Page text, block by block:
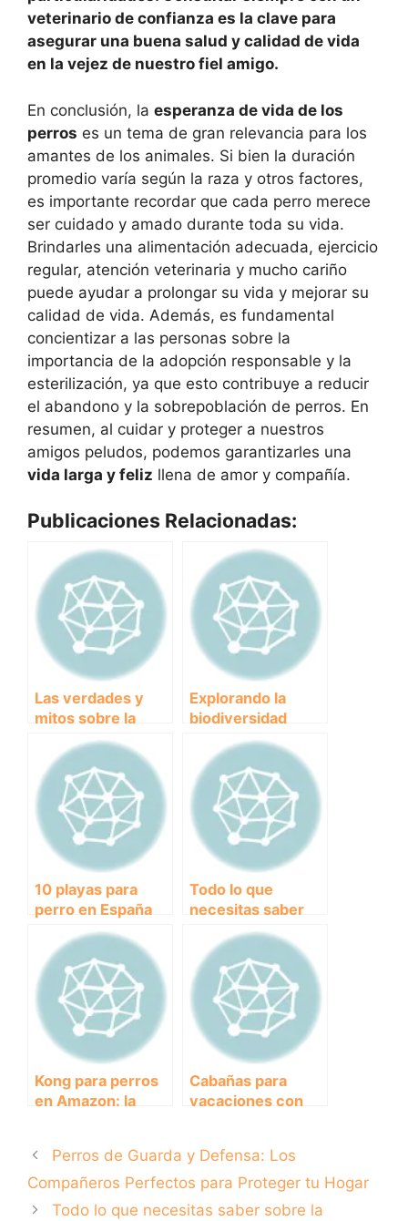
veterinario de confianza es la clave para
asegurar una buena salud y calidad de vida
en la vejez de nuestro fiel amigo.
En conclusión, la esperanza de vida de los
perros es un tema de gran relevancia para los
amantes de los animales. Si bien la duración
promedio varía según la raza y otros factores,
es importante recordar que cada perro merece
ser cuidado y amado durante toda su vida.
Brindarles una alimentación adecuada, ejercicio
regular, atención veterinaria y mucho cariño
puede ayudar a prolongar su vida y mejorar su
calidad de vida. Además, es fundamental
concientizar a las personas sobre la
importancia de la adopción responsable y la
esterilización, ya que esto contribuye a reducir
el abandono y la sobrepoblación de perros. En
resumen, al cuidar y proteger a nuestros
amigos peludos, podemos garantizarles una
vida larga y feliz llena de amor y compañía.
Publicaciones Relacionadas:
Las verdades y
mitos sobre la
controvertida raza
de perro Pitbull
Explorando la
biodiversidad
marina en la Playa
de la Gola de Isla
Cristina
10 playas para
perro en España
que deberías
visitar este verano
Todo lo que
necesitas saber
sobre las pulgas
de perros:
prevención y
tratamiento eficaz
Kong para perros
en Amazon: la
y estimulación
mental de tu
mascota
Cabañas para
vacaciones con
para amantes de
los animales
Perros de Guarda y Defensa: Los
Compañeros Perfectos para Proteger tu Hogar
Todo lo que necesitas saber sobre la